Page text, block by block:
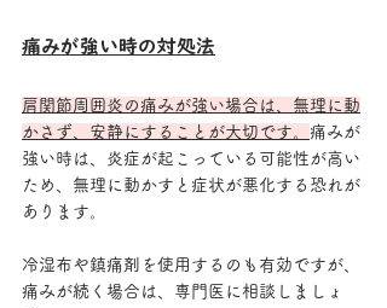
痛みが強い時の対処法
肩関節周囲炎の痛みが強い場合は、無理に動
かさず、安静にすることが大切です。 痛みが
強い時は、炎症が起こっている可能性が高い
ため、無理に動かすと症状が悪化する恐れが
あります。
冷湿布や鎮痛剤を使用するのも有効ですが、
痛みが続く場合は、専門医に相談しましょ